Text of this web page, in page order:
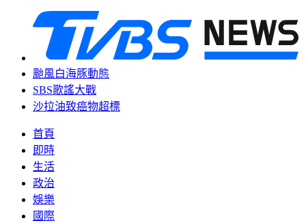
颱風白海豚動態
SBS歌謠大戰
沙拉油致癌物超標
首頁
即時
生活
政治
娛樂
國際